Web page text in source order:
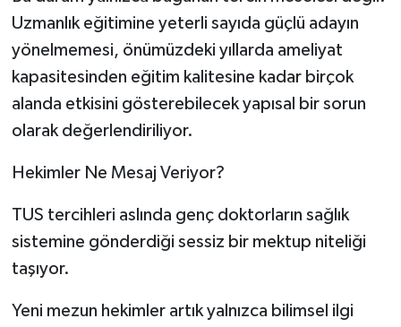
Uzmanlık eğitimine yeterli sayıda güçlü adayın
yönelmemesi, önümüzdeki yıllarda ameliyat
kapasitesinden eğitim kalitesine kadar birçok
alanda etkisini gösterebilecek yapısal bir sorun
olarak değerlendiriliyor.
Hekimler Ne Mesaj Veriyor?
TUS tercihleri aslında genç doktorların sağlık
sistemine gönderdiği sessiz bir mektup niteliği
taşıyor.
Yeni mezun hekimler artık yalnızca bilimsel ilgi